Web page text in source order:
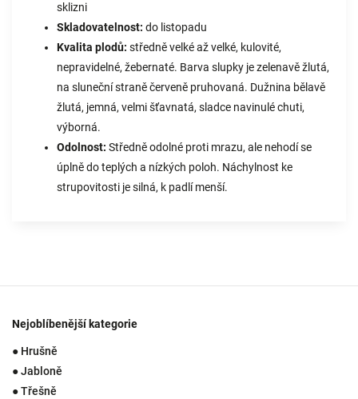
sklizni
Skladovatelnost: do listopadu
Kvalita plodů: středně velké až velké, kulovité,
nepravidelné, žebernaté. Barva slupky je zelenavě žlutá,
na sluneční straně červeně pruhovaná. Dužnina bělavě
žlutá, jemná, velmi šťavnatá, sladce navinulé chuti,
výborná.
Odolnost: Středně odolné proti mrazu, ale nehodí se
úplně do teplých a nízkých poloh. Náchylnost ke
strupovitosti je silná, k padlí menší.
Nejoblíbenější kategorie
● Hrušně
● Jabloně
● Třešně